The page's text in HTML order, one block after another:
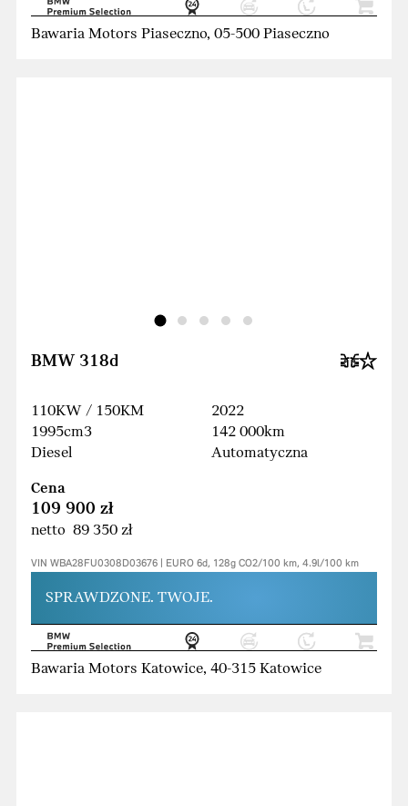
Bawaria Motors Piaseczno, 05-500 Piaseczno
BMW 318d
110KW / 150KM
1995cm3
Diesel
2022
142 000km
Automatyczna
Cena
109 900 zł
netto 89 350 zł
VIN WBA28FU0308D03676 | EURO 6d, 128g CO2/100 km, 4.9l/100 km
SPRAWDZONE. TWOJE.
Bawaria Motors Katowice, 40-315 Katowice